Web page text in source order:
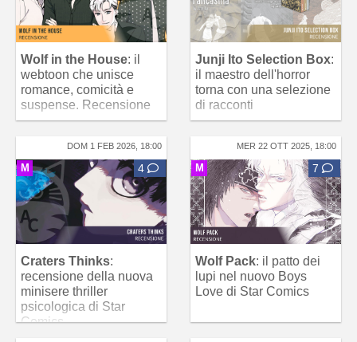
Wolf in the House: il
webtoon che unisce
romance, comicità e
suspense. Recensione
Junji Ito Selection Box:
il maestro dell'horror
torna con una selezione
di racconti
DOM 1 FEB 2026, 18:00
M 4
Craters Thinks:
recensione della nuova
minisere thriller
psicologica di Star
Comics
MER 22 OTT 2025, 18:00
M 7
Wolf Pack: il patto dei
lupi nel nuovo Boys
Love di Star Comics